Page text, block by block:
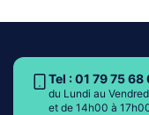
Tel : 01 79 75 68
du Lundi au
et de 14h00 à